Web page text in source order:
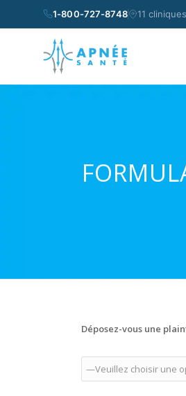
1-800-727-8748 11
Déposez-vous une